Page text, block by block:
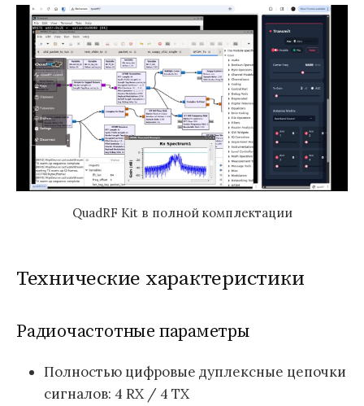
QuadRF Kit в полной комплектации
Технические характеристики
Радиочастотные параметры
Полностью цифровые дуплексные цепочки
сигналов: 4 RX / 4 TX